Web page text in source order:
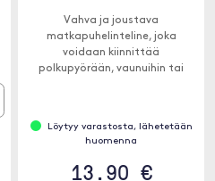
Vahva ja joustava
matkapuhelinteline, joka
voidaan kiinnittää
polkupyörään, vaunuihin tai
Löytyy varastosta, lähetetään
huomenna
13.90 €